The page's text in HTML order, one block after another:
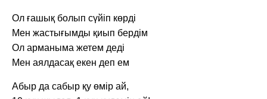
Ол ғашық болып сүйіп көрді
Мен жастығымды қиып бердім
Ол арманыма жетем деді
Мен аялдасақ екен деп ем
Абыр да сабыр қу өмір ай,